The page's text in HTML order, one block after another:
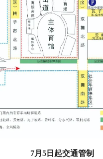
7月5日起交通管制